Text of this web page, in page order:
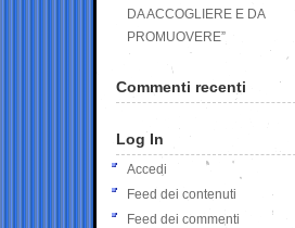
DA ACCOGLIERE E DA
PROMUOVERE”
Commenti recenti
Log In
Accedi
Feed dei contenuti
Feed dei commenti